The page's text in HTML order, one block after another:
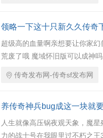
领略一下这十只新久久传奇
超级高的血量啊亲想要让你家
荒废了哦 魔域怀旧版可以成神
传奇发布网-传奇sf发布网
养传奇神兵bug成这一块就
人生就像高压锅夜观天象，魔
力的战士号在我眼里过不朽之